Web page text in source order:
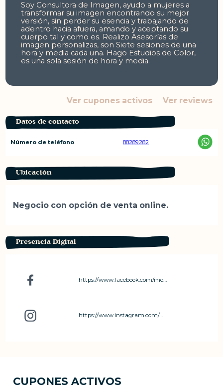
Soy Consultora de Imagen, ayudo a mujeres a
transformar su imagen encontrando su mejor
versión, sin perder su esencia y trabajando de
adentro hacia afuera, amando y aceptando su
cuerpo tal y como es. Realizo Asesorías de
imagen personalizas, son Siete sesiones de una
hora y media cada una. Hago Estudios de Color,
es una sola sesión de hora y media.
Ver cupones activos Ver reviews
Datos de contacto
Número de teléfono 88289282
Ubicación
Negocio con opción de venta online.
Presencia Digital
https://www.facebook.com/monica.flaque
https://www.instagram.com/monicaflaque/
CUPONES ACTIVOS